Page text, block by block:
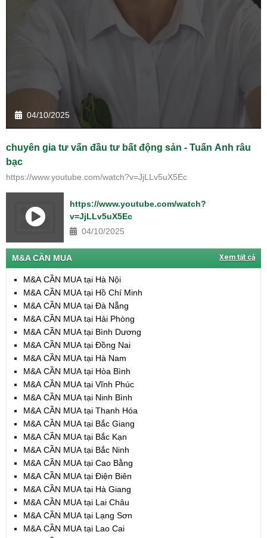
04/10/2025
chuyên gia tư vấn đầu tư bất động sản - Tuấn Anh râu
bạc
https://www.youtube.com/watch?v=JjLLv5uX5Ec
https://www.youtube.com/watch?
v=JjLLv5uX5Ec
04/10/2025
M&A CẦN MUA Xem tất cả
M&A CẦN MUA tại Hà Nội
M&A CẦN MUA tại Hồ Chí Minh
M&A CẦN MUA tại Đà Nẵng
M&A CẦN MUA tại Hải Phòng
M&A CẦN MUA tại Bình Dương
M&A CẦN MUA tại Đồng Nai
M&A CẦN MUA tại Hà Nam
M&A CẦN MUA tại Hòa Bình
M&A CẦN MUA tại Vĩnh Phúc
M&A CẦN MUA tại Ninh Bình
M&A CẦN MUA tại Thanh Hóa
M&A CẦN MUA tại Bắc Giang
M&A CẦN MUA tại Bắc Kạn
M&A CẦN MUA tại Bắc Ninh
M&A CẦN MUA tại Cao Bằng
M&A CẦN MUA tại Điện Biên
M&A CẦN MUA tại Hà Giang
M&A CẦN MUA tại Lai Châu
M&A CẦN MUA tại Lạng Sơn
M&A CẦN MUA tại Lao Cai